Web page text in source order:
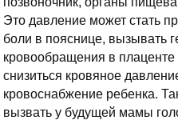
Это давление может стать
боли в пояснице, вызывать
кровообращения в плаценте
снизиться кровяное
кровоснабжение ребенка.
вызвать у будущей мамы